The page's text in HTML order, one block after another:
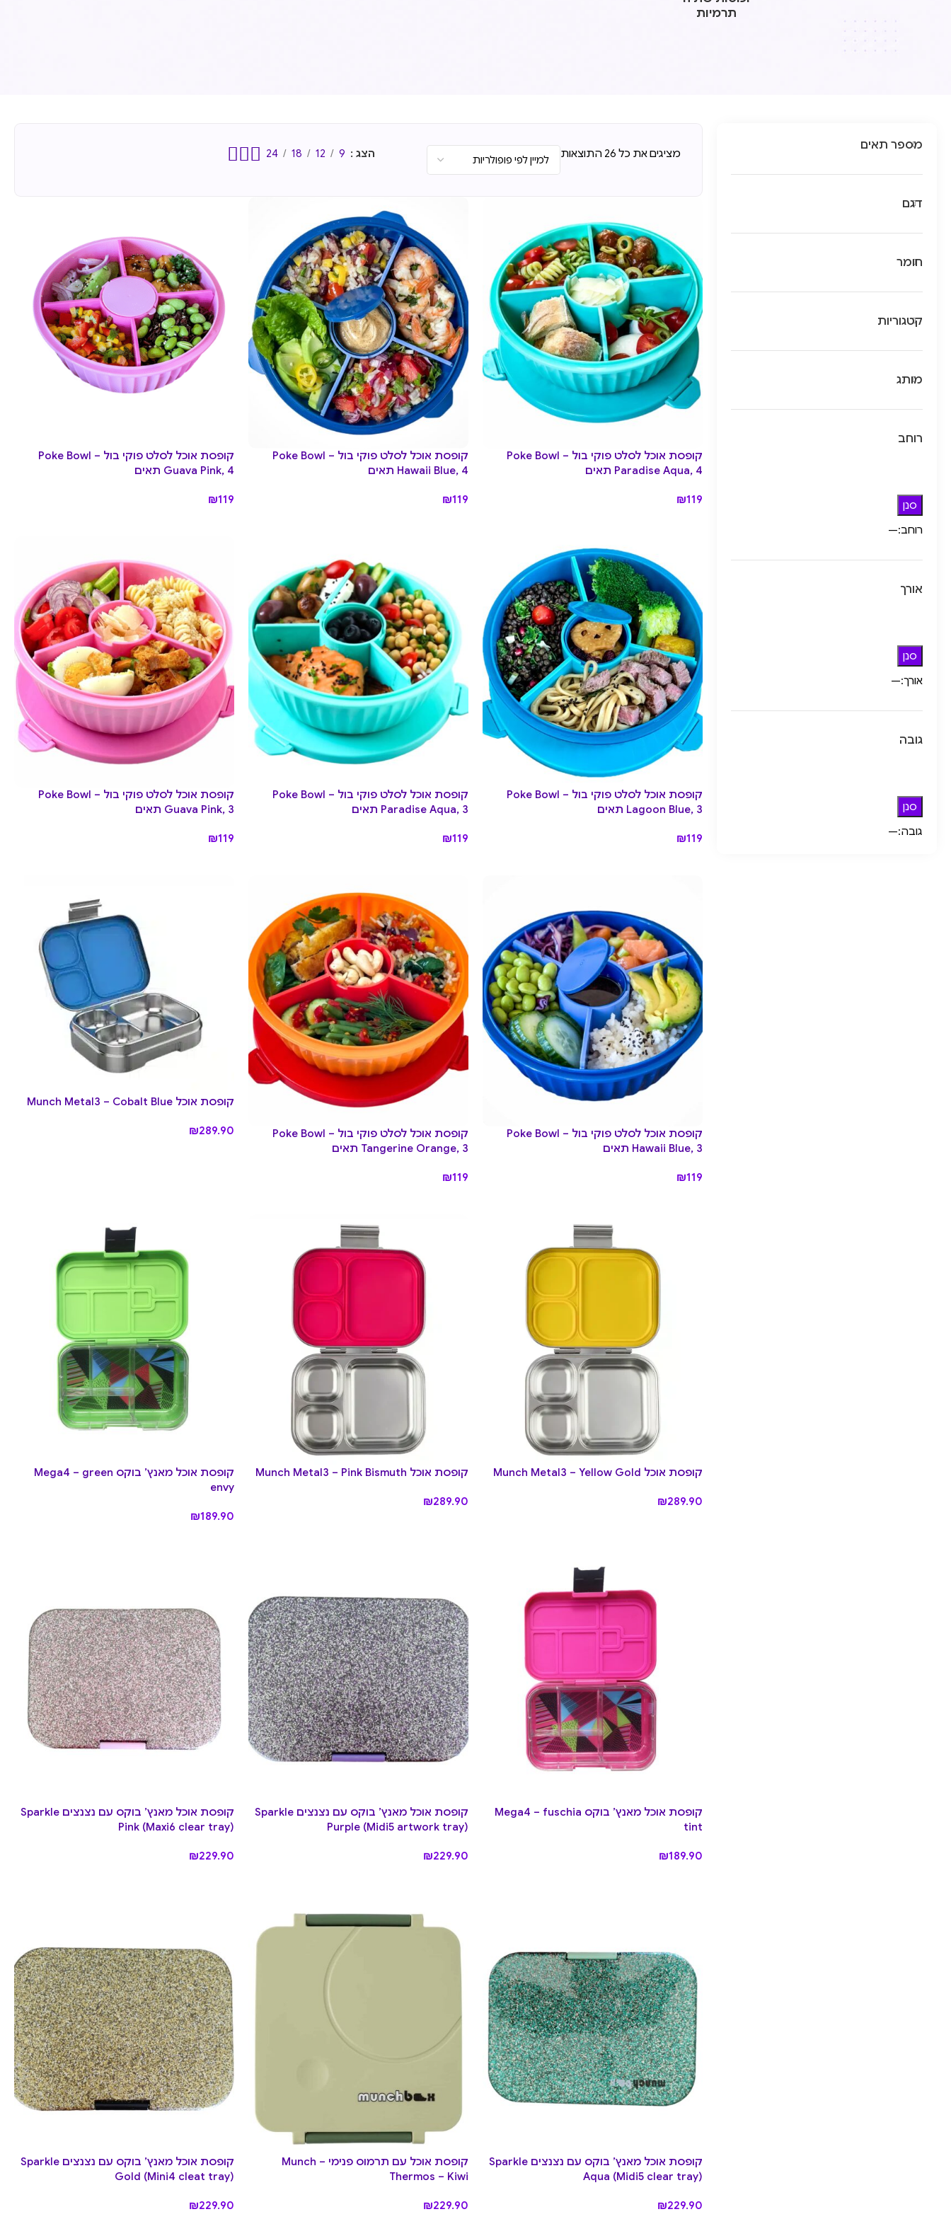
תרמיות
מספר תאים
דגם
חומר
קטגוריות
מותג
רוחב
סנן
רוחב:—
אורך
סנן
אורך:—
גובה
סנן
גובה:—
מציגים את כל ⁦26⁩ התוצאות הצג 9
12
18
24
קופסת אוכל לסלט פוקי בול Poke Bowl –
Paradise Aqua, 4 תאים
₪119
קופסת אוכל לסלט פוקי בול Poke Bowl –
Hawaii Blue, 4 תאים
₪119
קופסת אוכל לסלט פוקי בול Poke Bowl –
Guava Pink, 4 תאים
₪119
קופסת אוכל לסלט פוקי בול Poke Bowl –
Lagoon Blue, 3 תאים
₪119
קופסת אוכל לסלט פוקי בול Poke Bowl –
Paradise Aqua, 3 תאים
₪119
קופסת אוכל לסלט פוקי בול Poke Bowl –
Guava Pink, 3 תאים
₪119
קופסת אוכל לסלט פוקי בול Poke Bowl –
Hawaii Blue, 3 תאים
₪119
קופסת אוכל לסלט פוקי בול Poke Bowl –
Tangerine Orange, 3 תאים
₪119
קופסת אוכל Munch Metal3 – Cobalt Blue
₪289.90
קופסת אוכל Munch Metal3 – Yellow Gold
₪289.90
קופסת אוכל Munch Metal3 – Pink Bismuth
₪289.90
קופסת אוכל מאנץ’ בוקס Mega4 – green
envy
₪189.90
קופסת אוכל מאנץ’ בוקס Mega4 – fuschia
tint
₪189.90
קופסת אוכל מאנץ’ בוקס עם נצנצים Sparkle
Purple (Midi5 artwork tray)
₪229.90
קופסת אוכל מאנץ’ בוקס עם נצנצים Sparkle
Pink (Maxi6 clear tray)
₪229.90
קופסת אוכל מאנץ’ בוקס עם נצנצים Sparkle
Aqua (Midi5 clear tray)
₪229.90
קופסת אוכל עם תרמוס פנימי – Munch
Thermos – Kiwi
₪229.90
קופסת אוכל מאנץ’ בוקס עם נצנצים Sparkle
Gold (Mini4 cleat tray)
₪229.90